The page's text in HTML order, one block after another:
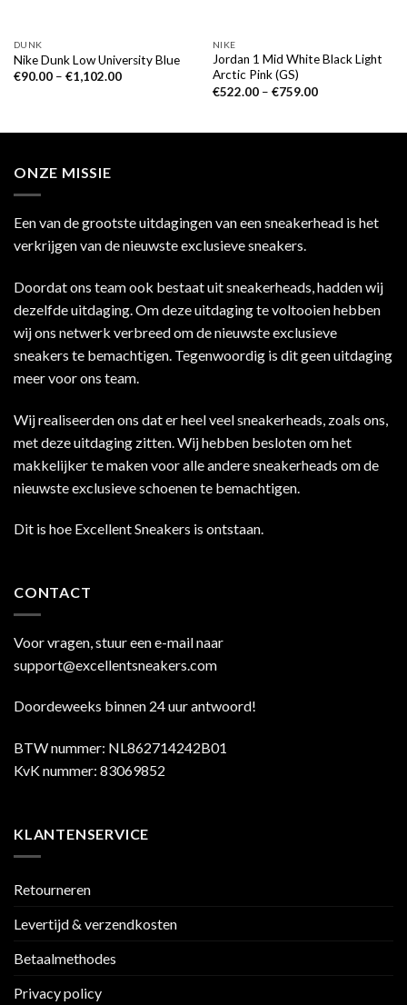
DUNK
Nike Dunk Low University Blue
€90.00– €1,102.00
NIKE
Jordan 1 Mid White Black Light
Arctic Pink (GS)
€522.00– €759.00
ONZE MISSIE
Een van de grootste uitdagingen van een sneakerhead is het
verkrijgen van de nieuwste exclusieve sneakers.
Doordat ons team ook bestaat uit sneakerheads, hadden wij
dezelfde uitdaging. Om deze uitdaging te voltooien hebben
wij ons netwerk verbreed om de nieuwste exclusieve
sneakers te bemachtigen. Tegenwoordig is dit geen uitdaging
meer voor ons team.
Wij realiseerden ons dat er heel veel sneakerheads, zoals ons,
met deze uitdaging zitten. Wij hebben besloten om het
makkelijker te maken voor alle andere sneakerheads om de
nieuwste exclusieve schoenen te bemachtigen.
Dit is hoe Excellent Sneakers is ontstaan.
CONTACT
Voor vragen, stuur een e-mail naar
support@excellentsneakers.com
Doordeweeks binnen 24 uur antwoord!
BTW nummer: NL862714242B01
KvK nummer: 83069852
KLANTENSERVICE
Retourneren
Levertijd & verzendkosten
Betaalmethodes
Privacy policy